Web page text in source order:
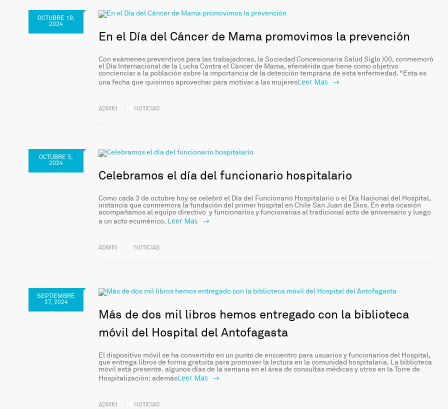
OCTUBRE 19,
2024
En el Día del Cáncer de Mama promovimos la prevención
Con exámenes preventivos para las trabajadoras, la Sociedad Concesionaria Salud Siglo XXI, conmemoró
el Día Internacional de la Lucha Contra el Cáncer de Mama, efeméride que tiene como objetivo
concienciar a la población sobre la importancia de la detección temprana de esta enfermedad. “Esta es
una fecha que quisimos aprovechar para motivar a las mujeresLeer Mas
ADMIN NOTICIAS
OCTUBRE 3,
2024
Celebramos el día del funcionario hospitalario
Como cada 3 de octubre hoy se celebró el Día del Funcionario Hospitalario o el Día Nacional del Hospital,
instancia que conmemora la fundación del primer hospital en Chile San Juan de Dios. En esta ocasión
acompañamos al equipo directivo y funcionarios y funcionarias al tradicional acto de aniversario y luego
a un acto ecuménico. Leer Mas
ADMIN NOTICIAS
SEPTIEMBRE
27, 2024
Más de dos mil libros hemos entregado con la biblioteca
móvil del Hospital del Antofagasta
El dispositivo móvil se ha convertido en un punto de encuentro para usuarios y funcionarios del Hospital,
que entrega libros de forma gratuita para promover la lectura en la comunidad hospitalaria. La biblioteca
móvil está presente. algunos días de la semana en el área de consultas médicas y otros en la Torre de
Hospitalización; ademásLeer Mas
ADMIN NOTICIAS